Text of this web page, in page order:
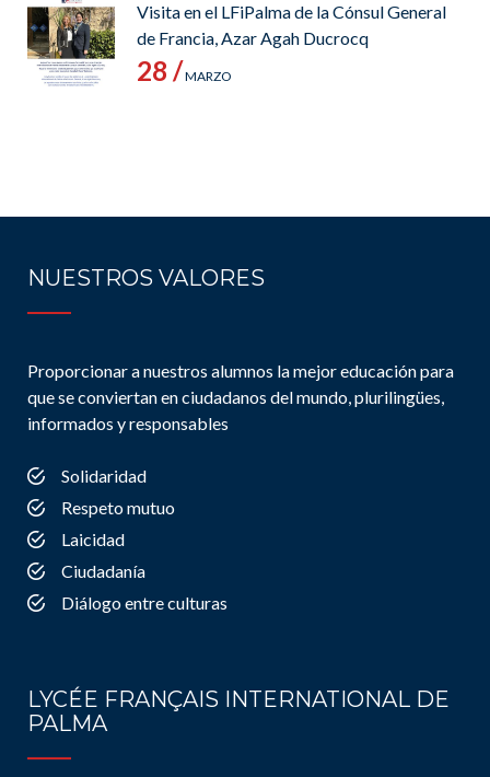
Visita en el LFiPalma de la Cónsul General
de Francia, Azar Agah Ducrocq
28 /MARZO
NUESTROS VALORES
Proporcionar a nuestros alumnos la mejor educación para
que se conviertan en ciudadanos del mundo, plurilingües,
informados y responsables
Solidaridad
Respeto mutuo
Laicidad
Ciudadanía
Diálogo entre culturas
LYCÉE FRANÇAIS INTERNATIONAL DE
PALMA